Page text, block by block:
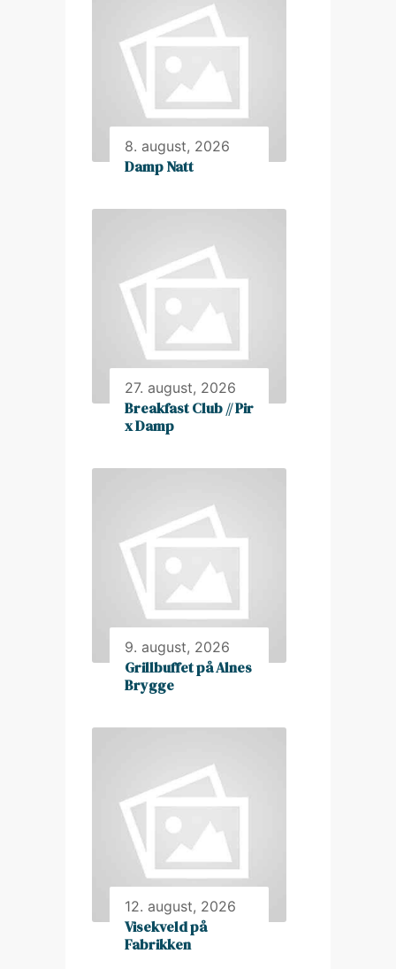
8. august, 2026
Damp Natt
27. august, 2026
Breakfast Club // Pir
x Damp
9. august, 2026
Grillbuffet på Alnes
Brygge
12. august, 2026
Visekveld på
Fabrikken